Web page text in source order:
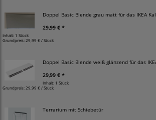
Doppel Basic Blende grau matt für das IKEA
29,99 € *
Inhalt: 1 Stück
Grundpreis: 29,99 € / Stück
Doppel Basic Blende weiß glänzend für das
29,99 € *
Inhalt: 1 Stück
Grundpreis:29,99 € / Stück
Terrarium mit Schiebetür